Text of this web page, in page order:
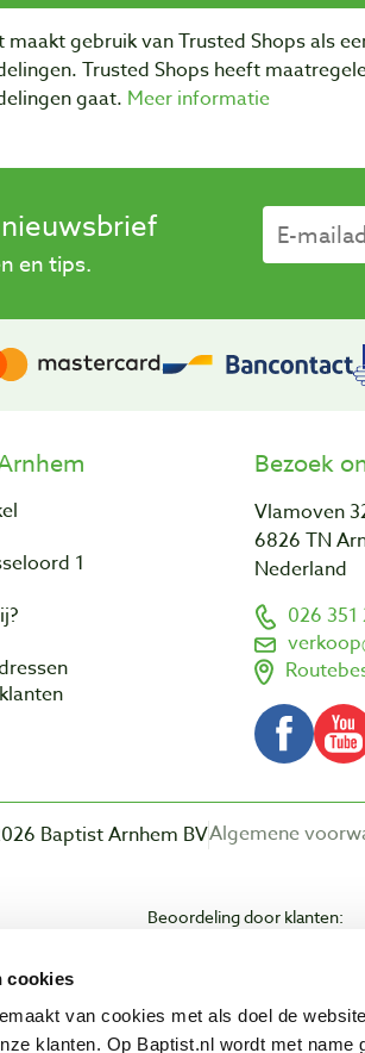
cookies
van cookies met als doel de
klanten. Op Baptist.nl wordt met name
maakt gebruik van Trusted Shops als
Trusted Shops heeft
gaat. Meer informatie
en tips.
1
Bezoek
Vlamoven
6826 TN
Nederland
026 351
Algemene
Baptist Arnhem BV
Beoordeling door klanten: